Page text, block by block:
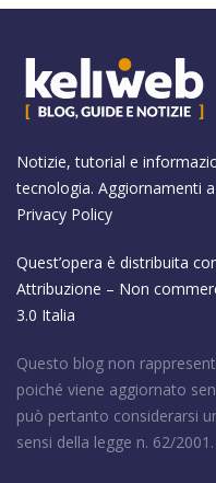
Notizie, tutorial e
tecnologia. Aggiornamenti
Privacy Policy
Quest’opera è distribuita
Attribuzione – Non
3.0 Italia
Questo blog non
poiché viene aggiornato
può pertanto considerarsi
sensi della legge n. 62/2001.